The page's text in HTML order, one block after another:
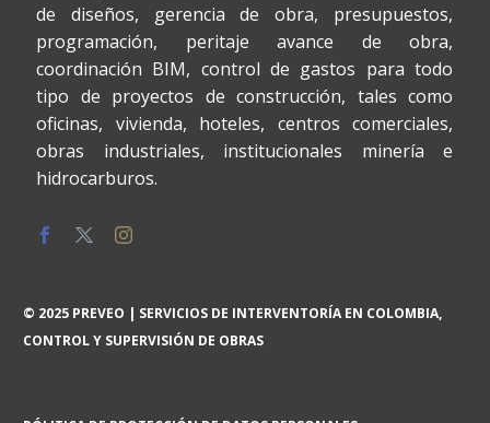
de diseños, gerencia de obra, presupuestos,
programación, peritaje avance de obra,
coordinación BIM, control de gastos para todo
tipo de proyectos de construcción, tales como
oficinas, vivienda, hoteles, centros comerciales,
obras industriales, institucionales minería e
hidrocarburos.
© 2025 PREVEO | SERVICIOS DE INTERVENTORÍA EN COLOMBIA,
CONTROL Y SUPERVISIÓN DE OBRAS